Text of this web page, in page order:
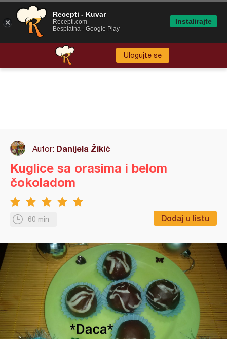
Ulogujte se
Autor: Danijela Žikić
60 min Dodaj u listu
Kuglice sa orasima i belom
čokoladom
Recepti - Kuvar
Recepti.com
Besplatna - Google Play
Instalirajte